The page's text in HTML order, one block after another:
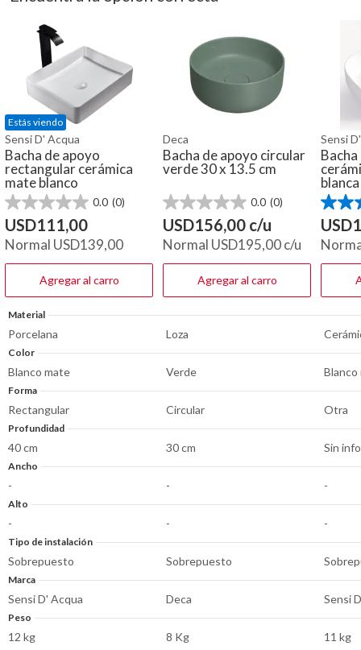
Estás viendo
Sensi D' Acqua
Bacha de apoyo
rectangular cerámica
mate blanco
0.0 (0)
0.0
de
5
estrellas.
USD111,00
Normal USD139,00
Agregar al carro
Deca
Bacha de apoyo circular
verde 30 x 13.5 cm
0.0 (0)
0.0
de
5
estrellas.
USD156,00 c/u
Normal USD195,00c/u
Agregar al carro
Sensi
blanca
4.6
de
5
USD
Material
Porcelana Loza
Color
Blanco mate Verde Blanco
Forma
Rectangular Circular Otra
Profundidad
40 cm 30 cm Sin
Ancho
- - -
Alto
- - -
Tipo de instalación
Sobrepuesto Sobrepuesto
Marca
Sensi D' Acqua Deca Sensi
Peso
12 kg 8 Kg 11 kg